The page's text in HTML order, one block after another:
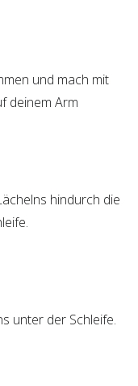
und mach mit
deinem Arm
hindurch die
unter der Schleife.